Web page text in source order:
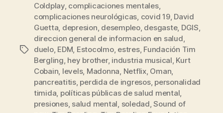
Etiquetas
Coldplay, complicaciones mentales,
complicaciones neurológicas covid 19, David
Guetta depresion desempleo, desgaste, DGIS
direccion general de informacion en salud
duelo, EDM Estocolmo, estres, Fundación Tim
Bergling hey brother, industria musical Kurt
Cobain levels, Madonna Netflix, Oman
pancreatitis, perdida de ingresos, personalidad
timida políticas públicas de salud mental
presiones, salud mental soledad ,Sound of